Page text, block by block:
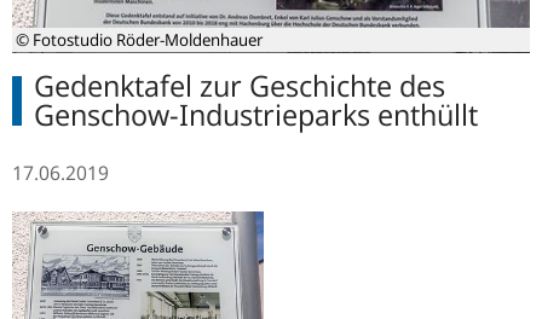
© Fotostudio Röder-Moldenhauer
Gedenktafel zur Geschichte des
Genschow-Industrieparks enthüllt
17.06.2019